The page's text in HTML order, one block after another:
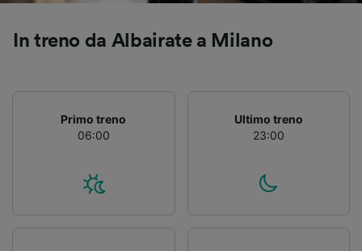
In treno da Albairate a Milano
Primo treno
06:00
Ultimo treno
23:00